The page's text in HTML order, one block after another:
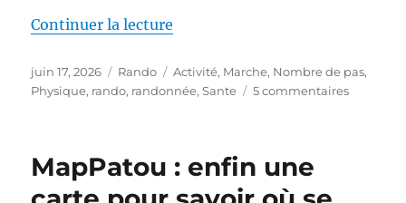
Continuer la lecture
Publié
le
juin 17, 2026 Catégories
Rando Étiquettes
Activité, Marche, Nombre de pas,
Physique, rando, randonnée,Sante 5 commentairessur
MapPatou : enfin une